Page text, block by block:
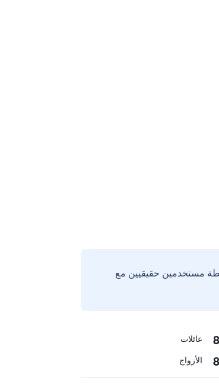
مستخدمين حقيقيين مع
عائلات
الأزواج